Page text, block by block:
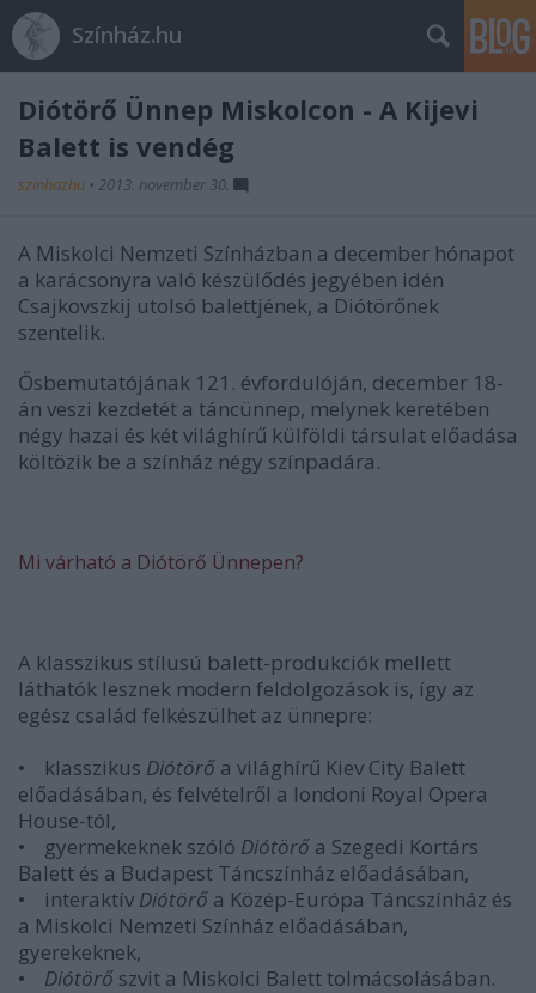
Színház.hu
Diótörő Ünnep Miskolcon - A Kijevi
Balett is vendég
szinhazhu • 2013. november 30.
A Miskolci Nemzeti Színházban a december hónapot
a karácsonyra való készülődés jegyében idén
Csajkovszkij utolsó balettjének, a Diótörőnek
szentelik.
Ősbemutatójának 121. évfordulóján, december 18-
án veszi kezdetét a táncünnep, melynek keretében
négy hazai és két világhírű külföldi társulat előadása
költözik be a színház négy színpadára.
Mi várható a Diótörő Ünnepen?
A klasszikus stílusú balett-produkciók mellett
láthatók lesznek modern feldolgozások is, így az
egész család felkészülhet az ünnepre:
• klasszikus Diótörő a világhírű Kiev City Balett
előadásában, és felvételről a londoni Royal Opera
House-tól,
• gyermekeknek szóló Diótörő a Szegedi Kortárs
Balett és a Budapest Táncszínház előadásában,
• interaktív Diótörő a Közép-Európa Táncszínház és
a Miskolci Nemzeti Színház előadásában,
gyerekeknek,
•
Diótörő szvit a Miskolci Balett tolmácsolásában.